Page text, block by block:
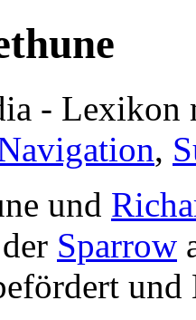
- Lexikon
,
und
Sparrow
und